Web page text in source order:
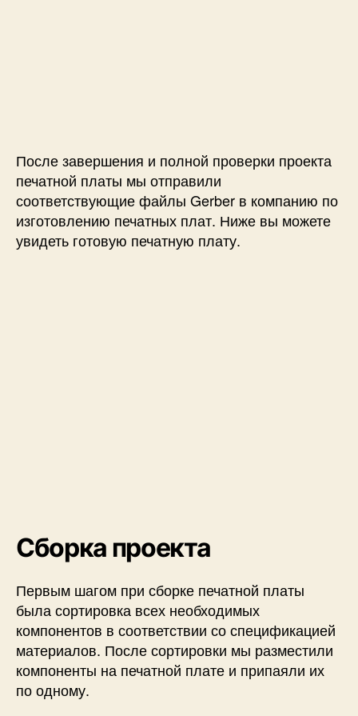
После завершения и полной проверки проекта
печатной платы мы отправили
соответствующие файлы Gerber в компанию по
изготовлению печатных плат. Ниже вы можете
увидеть готовую печатную плату.
Сборка проекта
Первым шагом при сборке печатной платы
была сортировка всех необходимых
компонентов в соответствии со спецификацией
материалов. После сортировки мы разместили
компоненты на печатной плате и припаяли их
по одному.